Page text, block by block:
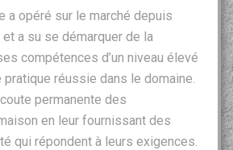
a opéré sur le marché depuis
a su se démarquer de la
compétences d’un niveau élevé
réussie dans le domaine.
permanente des
en leur fournissant des
qui répondent à leurs exigences.